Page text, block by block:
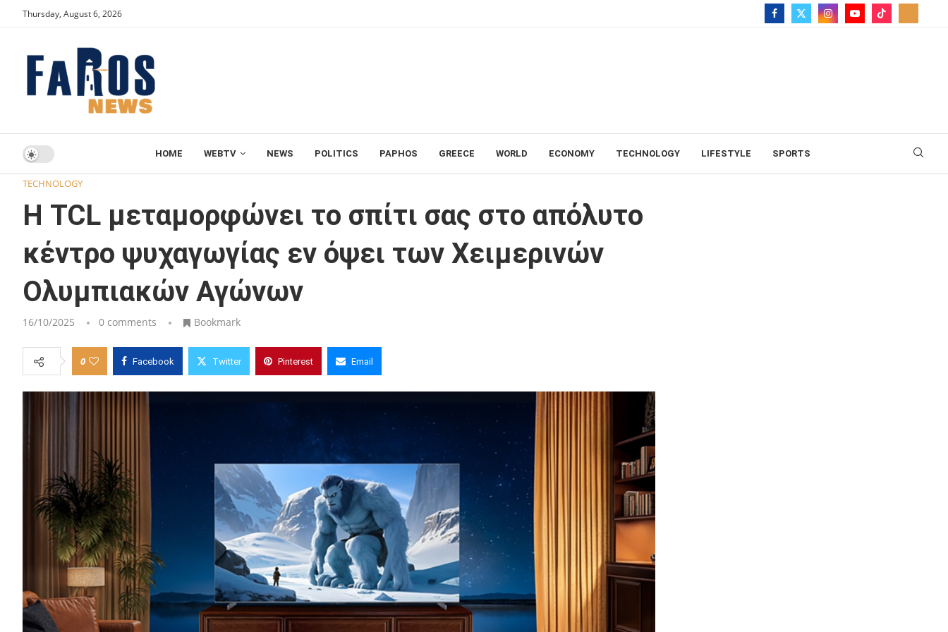
Thursday, August 6, 2026
HOME WEBTV NEWS POLITICS PAPHOS GREECE WORLD ECONOMY TECHNOLOGY LIFESTYLE SPORTS
Home Η TCL μεταμορφώνει το σπίτι σας στο απόλυτο κέντρο ψυχαγωγίας εν όψει των Χειμερινών Ολυμπιακών Αγώνων
TECHNOLOGY
Η TCL μεταμορφώνει το σπίτι σας στο απόλυτο
κέντρο ψυχαγωγίας εν όψει των Χειμερινών
Ολυμπιακών Αγώνων
16/10/2025 0 comments Bookmark
0 Facebook Twitter Pinterest Email